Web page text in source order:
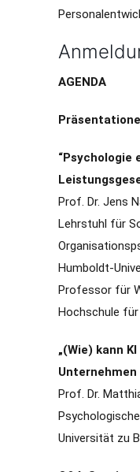
AGENDA
Prof. Dr. Jens
Lehrstuhl für
Humboldt-
Professor für
Hochschule
„(Wie) kann
Prof. Dr.
Universität zu